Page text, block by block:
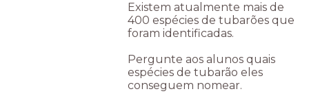
Existem atualmente mais de
400 espécies de tubarões que
foram identificadas.
Pergunte aos alunos quais
espécies de tubarão eles
conseguem nomear.